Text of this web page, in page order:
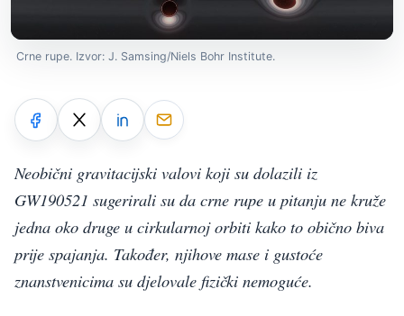
Crne rupe. Izvor: J. Samsing/Niels Bohr Institute.
Neobični gravitacijski valovi koji su dolazili iz
GW190521 sugerirali su da crne rupe u pitanju ne kruže
jedna oko druge u cirkularnoj orbiti kako to obično biva
prije spajanja. Također, njihove mase i gustoće
znanstvenicima su djelovale fizički nemoguće.